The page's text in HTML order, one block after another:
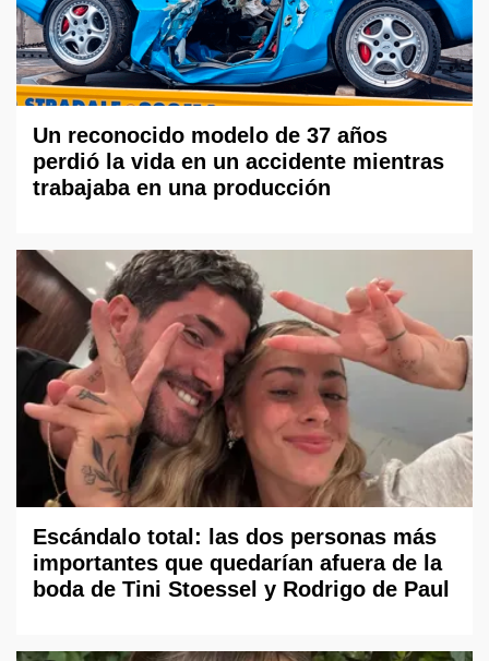
Un reconocido modelo de 37 años
perdió la vida en un accidente mientras
trabajaba en una producción
Escándalo total: las dos personas más
importantes que quedarían afuera de la
boda de Tini Stoessel y Rodrigo de Paul